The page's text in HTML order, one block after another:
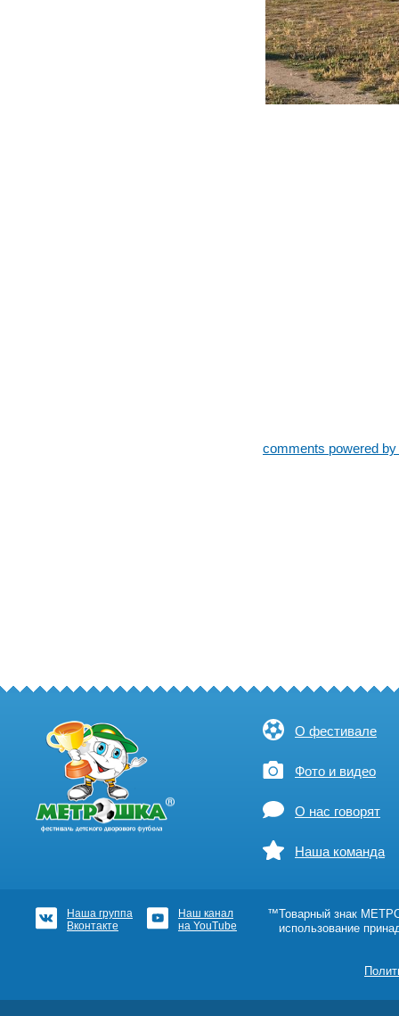
comments powered
О фестивале
Фото и видео
О нас говорят
Наша команда
Наша группа
Вконтакте
Наш канал
на YouTube
™Товарный знак
использование